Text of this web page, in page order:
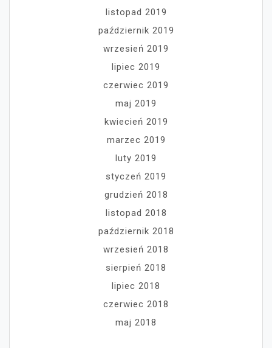
listopad 2019
październik 2019
wrzesień 2019
lipiec 2019
czerwiec 2019
maj 2019
kwiecień 2019
marzec 2019
luty 2019
styczeń 2019
grudzień 2018
listopad 2018
październik 2018
wrzesień 2018
sierpień 2018
lipiec 2018
czerwiec 2018
maj 2018